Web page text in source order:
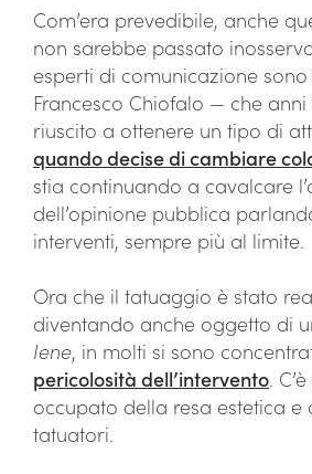
Com’era prevedibile, anche
non sarebbe passato
esperti di comunicazione
Francesco Chiofalo — che
riuscito a ottenere un tipo di
quando decise di cambiare
stia continuando a cavalcare
dell’opinione pubblica
interventi, sempre più al limite.
Ora che il tatuaggio è stato
diventando anche oggetto di
Iene, in molti si sono
pericolosità dell’intervento.
occupato della resa estetica e
tatuatori.